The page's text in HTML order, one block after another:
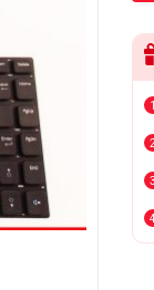
1
2
3
4